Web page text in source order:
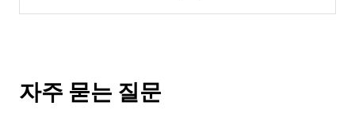
자주 묻는 질문